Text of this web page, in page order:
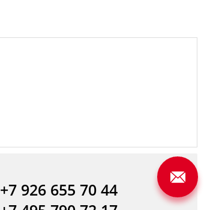
+7 926 655 70 44